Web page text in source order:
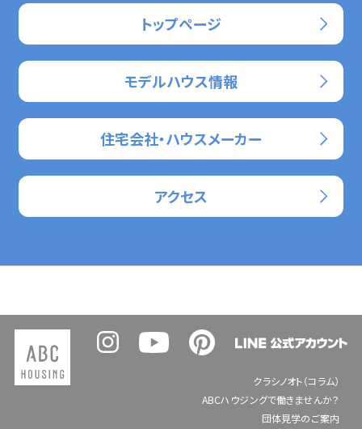
トップページ
モデルハウス情報
住宅会社・ハウスメーカー
アクセス
クラシノオト（コラム）
ABCハウジングで働きませんか？
団体見学のご案内